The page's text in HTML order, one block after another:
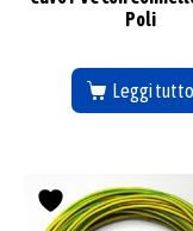
Poli
Leggi tutto